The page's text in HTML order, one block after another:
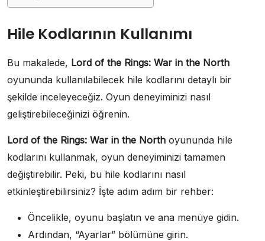
Hile Kodlarının Kullanımı
Bu makalede, Lord of the Rings: War in the North
oyununda kullanılabilecek hile kodlarını detaylı bir
şekilde inceleyeceğiz. Oyun deneyiminizi nasıl
geliştirebileceğinizi öğrenin.
Lord of the Rings: War in the North oyununda hile
kodlarını kullanmak, oyun deneyiminizi tamamen
değiştirebilir. Peki, bu hile kodlarını nasıl
etkinleştirebilirsiniz? İşte adım adım bir rehber:
Öncelikle, oyunu başlatın ve ana menüye gidin.
Ardından, “Ayarlar” bölümüne girin.